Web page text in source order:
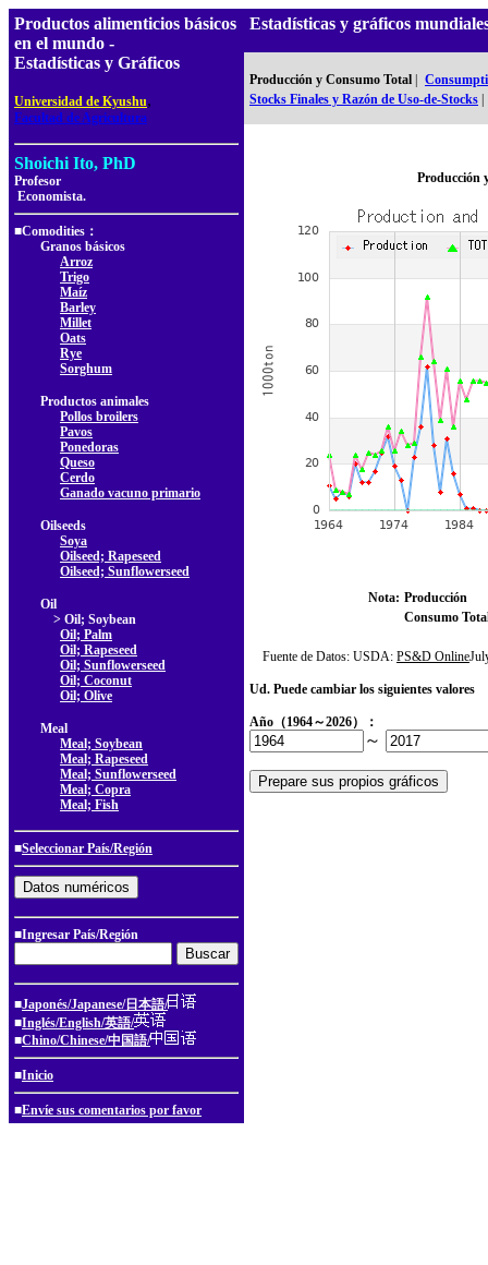
Productos alimenticios básicos
en el mundo -
Estadísticas y Gráficos
Universidad de Kyushu,
Facultad de Agricultura
Shoichi Ito, PhD
Profesor
Economista.
■Comodities：
Granos básicos
Arroz
Trigo
Maíz
Barley
Millet
Oats
Rye
Sorghum
Productos animales
Pollos broilers
Pavos
Ponedoras
Queso
Cerdo
Ganado vacuno primario
Oilseeds
Soya
Oilseed; Rapeseed
Oilseed; Sunflowerseed
Oil
> Oil; Soybean
Oil; Palm
Oil; Rapeseed
Oil; Sunflowerseed
Oil; Coconut
Oil; Olive
Meal
Meal; Soybean
Meal; Rapeseed
Meal; Sunflowerseed
Meal; Copra
Meal; Fish
■Seleccionar País/Región
■Ingresar País/Región
■Japonés/Japanese/日本語/
■Inglés/English/英語/
■Chino/Chinese/中国語/
■Inicio
■Envíe sus comentarios por favor
Estadísticas y gráficos
Producción y Consumo Total
Stocks Finales y Razón de Uso-de-Stocks
Producción
Nota: Producción
Consumo
Fuente de Datos: USDA: PS&D Online
Ud. Puede cambiar los siguientes valores
Año（1964～2026）：
～